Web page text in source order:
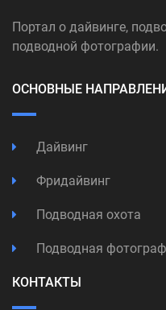
Портал о дайвинге,
подводной фотографии.
ОСНОВНЫЕ
Дайвинг
Фридайвинг
Подводная охота
Подводная
КОНТАКТЫ